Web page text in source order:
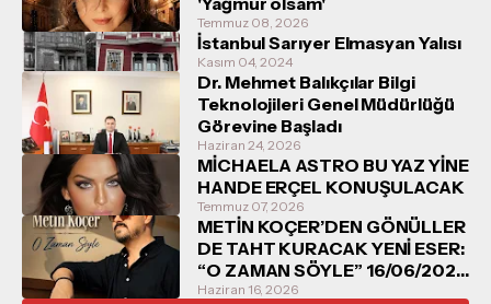
Temmuz 08, 2026
İstanbul Sarıyer Elmasyan Yalısı
Kasım 04, 2024
Dr. Mehmet Balıkçılar Bilgi
Teknolojileri Genel Müdürlüğü
Görevine Başladı
Haziran 24, 2026
MİCHAELA ASTRO BU YAZ YİNE
HANDE ERÇEL KONUŞULACAK
Temmuz 07, 2026
METİN KOÇER’DEN GÖNÜLLER
DE TAHT KURACAK YENİ ESER:
“O ZAMAN SÖYLE” 16/06/2026
TARİHİNDE DİNLEYİCİYLE
Haziran 16, 2026